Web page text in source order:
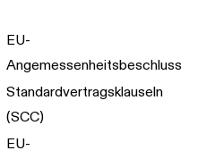
EU-
Angemessenheitsbeschluss
Standardvertragsklauseln
(SCC)
EU-